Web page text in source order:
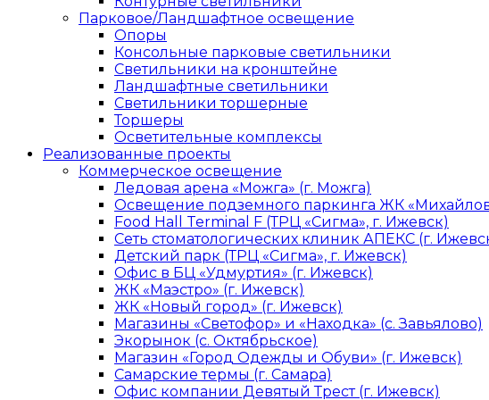
Парковое/Ландшафтное освещение
Опоры
Консольные парковые светильники
Светильники на кронштейне
Ландшафтные светильники
Светильники торшерные
Торшеры
Осветительные комплексы
Реализованные проекты
Коммерческое освещение
Ледовая арена «Можга» (г. Можга)
Освещение подземного паркинга ЖК
Food Hall Terminal F (ТРЦ «Сигма», г. Ижевск)
Сеть стоматологических клиник АПЕКС (г.
Детский парк (ТРЦ «Сигма», г. Ижевск)
Офис в БЦ «Удмуртия» (г. Ижевск)
ЖК «Маэстро» (г. Ижевск)
ЖК «Новый город» (г. Ижевск)
Магазины «Светофор» и «Находка» (с. Завьялово)
Экорынок (с. Октябрьское)
Магазин «Город Одежды и Обуви» (г. Ижевск)
Самарские термы (г. Самара)
Офис компании Девятый Трест (г. Ижевск)